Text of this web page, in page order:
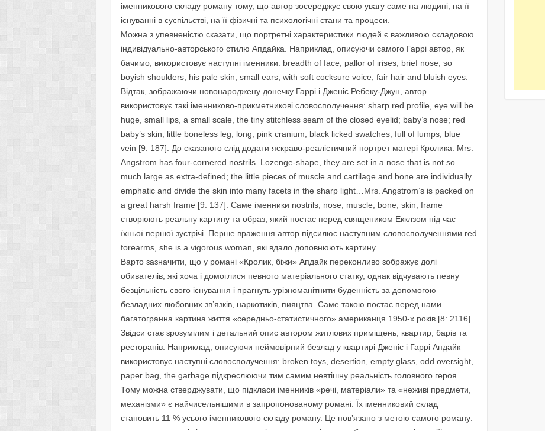
іменникового складу роману тому, що автор зосереджує свою увагу саме на людині, на її
існуванні в суспільстві, на її фізичні та психологічні стани та процеси.
Можна з упевненістю сказати, що портретні характеристики людей є важливою складовою
індивідуально-авторського стилю Апдайка. Наприклад, описуючи самого Гаррі автор, як
бачимо, використовує наступні іменники: breadth of face, pallor of irises, brief nose, so
boyish shoulders, his pale skin, small ears, with soft cocksure voice, fair hair and bluish eyes.
Відтак, зображаючи новонароджену донечку Гаррі і Дженіс Ребеку-Джун, автор
використовує такі іменниково-прикметникові словосполучення: sharp red profile, eye will be
huge, small lips, a small scale, the tiny stitchless seam of the closed eyelid; baby’s nose; red
baby’s skin; little boneless leg, long, pink cranium, black licked swatches, full of lumps, blue
vein [9: 187]. До сказаного слід додати яскраво-реалістичний портрет матері Кролика: Mrs.
Angstrom has four-cornered nostrils. Lozenge-shape, they are set in a nose that is not so
much large as extra-defined; the little pieces of muscle and cartilage and bone are individually
emphatic and divide the skin into many facets in the sharp light…Mrs. Angstrom’s is packed on
a great harsh frame [9: 137]. Саме іменники nostrils, nose, muscle, bone, skin, frame
створюють реальну картину та образ, який постає перед священиком Екклзом під час
їхньої першої зустрічі. Перше враження автор підсилює наступним словосполученнями red
forearms, she is a vigorous woman, які вдало доповнюють картину.
Варто зазначити, що у романі «Кролик, біжи» Апдайк переконливо зображує долі
обивателів, які хоча і домоглися певного матеріального статку, однак відчувають певну
безцільність свого існування і прагнуть урізноманітнити буденність за допомогою
безладних любовних зв’язків, наркотиків, пияцтва. Саме такою постає перед нами
багатогранна картина життя «середньо-статистичного» американця 1950-х років [8: 2116].
Звідси стає зрозумілим і детальний опис автором житлових приміщень, квартир, барів та
ресторанів. Наприклад, описуючи неймовірний безлад у квартирі Дженіс і Гаррі Апдайк
використовує наступні словосполучення: broken toys, desertion, empty glass, odd oversight,
paper bag, the garbage підкреслюючи тим самим невтішну реальність головного героя.
Тому можна стверджувати, що підкласи іменників «речі, матеріали» та «неживі предмети,
механізми» є найчисельнішими в запропонованому романі. Їх іменниковий склад
становить 11 % усього іменникового складу роману. Це пов’язано з метою самого роману: